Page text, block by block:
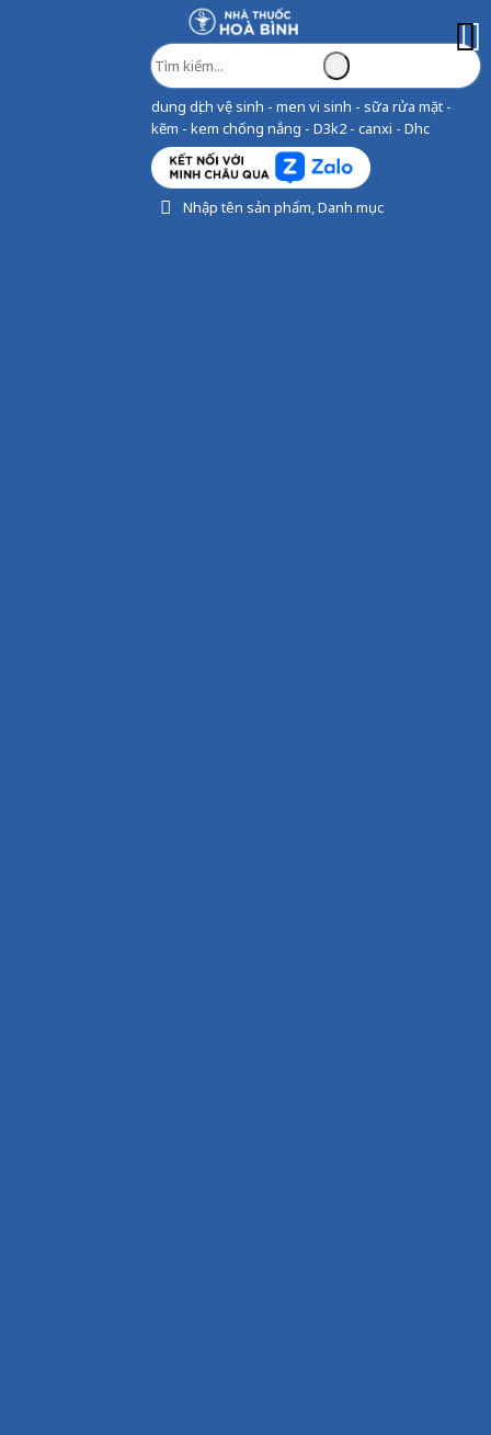
dung dịch vệ sinh - men vi sinh - sữa rửa mặt -
kẽm - kem chống nắng - D3k2 - canxi - Dhc
Nhập tên sản phẩm, Danh mục